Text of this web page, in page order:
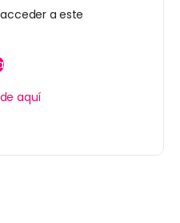
a este
aquí